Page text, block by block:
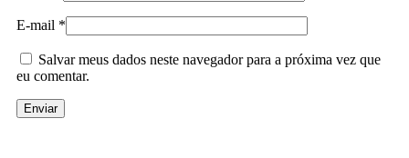
E-mail *
Salvar meus dados neste navegador para a próxima vez que
eu comentar.